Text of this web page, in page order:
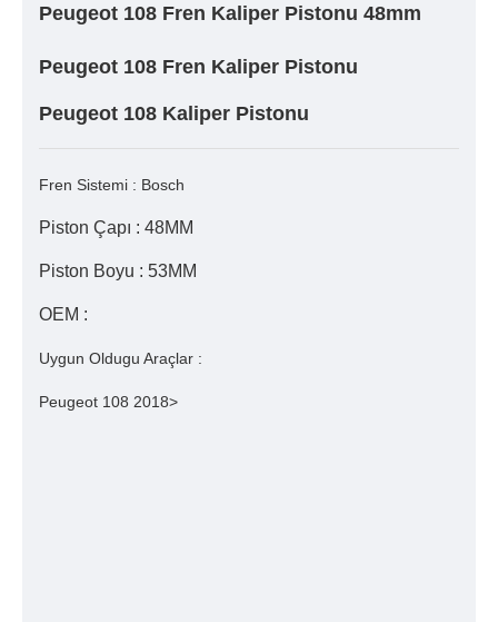
Peugeot 108 Fren Kaliper Pistonu 48mm
Peugeot 108 Fren Kaliper Pistonu
Peugeot 108 Kaliper Pistonu
Fren Sistemi : Bosch
Piston Çapı : 48MM
Piston Boyu : 53MM
OEM :
Uygun Oldugu Araçlar :
Peugeot 108 2018>